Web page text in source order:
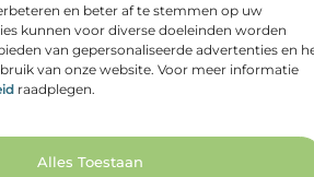
en beter af te stemmen op uw
kunnen voor diverse doeleinden worden
van gepersonaliseerde advertenties en
van onze website. Voor meer informatie
raadplegen.
Alles Toestaan